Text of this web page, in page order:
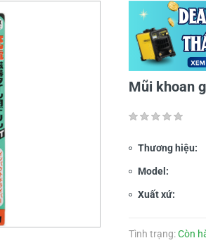
Mũi khoan
Thương hiệu:
Model:
Xuất xứ:
Tình trạng:Còn